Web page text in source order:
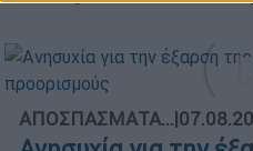
ΑΠΟΣΠΑΣΜΑΤΑ...|